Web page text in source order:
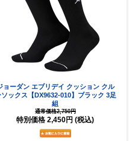
ョーダン エブリデイ クッション クル
ソックス【DX9632-010】ブラック 3足
組
通常価格2,750円
特別価格 2,450円 (税込)